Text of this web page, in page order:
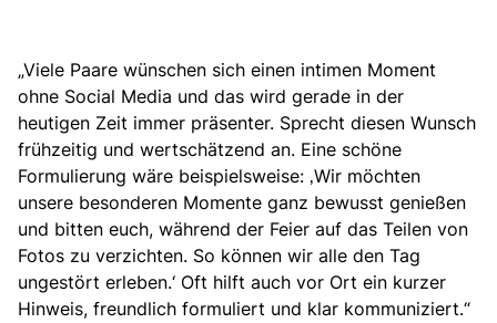
„Viele Paare wünschen sich einen intimen Moment
ohne Social Media und das wird gerade in der
heutigen Zeit immer präsenter. Sprecht diesen Wunsch
frühzeitig und wertschätzend an. Eine schöne
Formulierung wäre beispielsweise: ‚Wir möchten
unsere besonderen Momente ganz bewusst genießen
und bitten euch, während der Feier auf das Teilen von
Fotos zu verzichten. So können wir alle den Tag
ungestört erleben.‘ Oft hilft auch vor Ort ein kurzer
Hinweis, freundlich formuliert und klar kommuniziert.“